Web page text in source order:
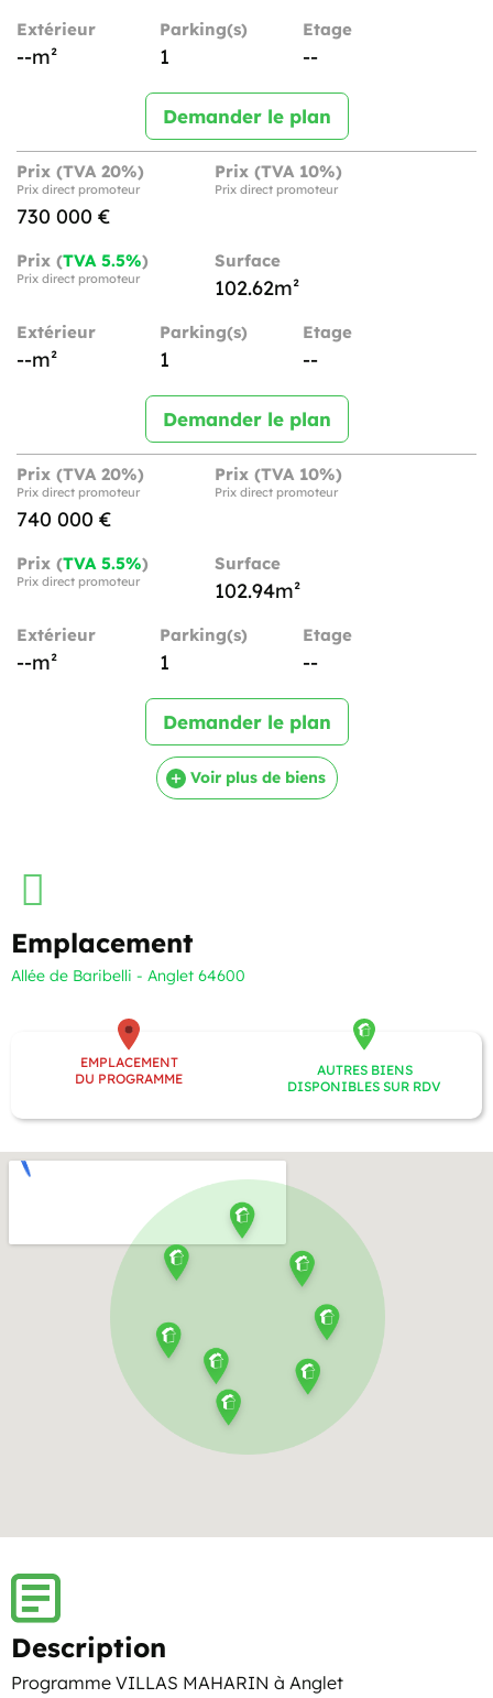
Extérieur
--m²
Parking(s)
1
Etage
--
Demander le plan
Prix (TVA 20%)
Prix direct promoteur
730 000 €
Prix (TVA 10%)
Prix direct promoteur
Prix (TVA 5.5%)
Prix direct promoteur
Surface
102.62m²
Extérieur
--m²
Parking(s)
1
Etage
--
Demander le plan
Prix (TVA 20%)
Prix direct promoteur
740 000 €
Prix (TVA 10%)
Prix direct promoteur
Prix (TVA 5.5%)
Prix direct promoteur
Surface
102.94m²
Extérieur
--m²
Parking(s)
1
Etage
--
Demander le plan
Voir plus de biens
Emplacement
Allée de Baribelli - Anglet 64600
EMPLACEMENT
DU PROGRAMME
AUTRES BIENS
DISPONIBLES SUR RDV
Description
Programme VILLAS MAHARIN à Anglet